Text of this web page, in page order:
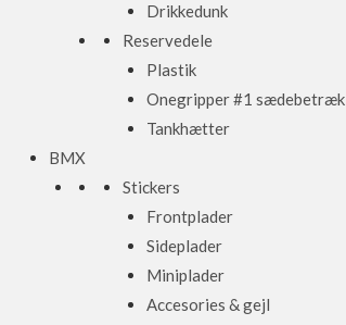
Drikkedunk
Reservedele
Plastik
Onegripper #1 sædebetræk
Tankhætter
BMX
Stickers
Frontplader
Sideplader
Miniplader
Accesories & gejl